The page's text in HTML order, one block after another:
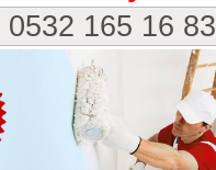
0532 165 16 83